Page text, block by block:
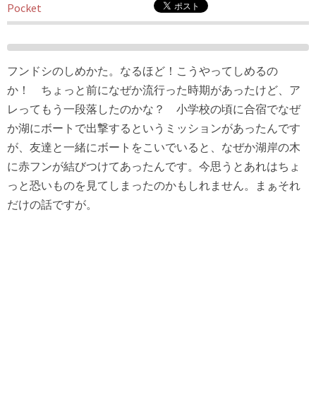
Pocket
フンドシのしめかた。なるほど！こうやってしめるの
か！ ちょっと前になぜか流行った時期があったけど、ア
レってもう一段落したのかな？ 小学校の頃に合宿でなぜ
か湖にボートで出撃するというミッションがあったんです
が、友達と一緒にボートをこいでいると、なぜか湖岸の木
に赤フンが結びつけてあったんです。今思うとあれはちょ
っと恐いものを見てしまったのかもしれません。まぁそれ
だけの話ですが。